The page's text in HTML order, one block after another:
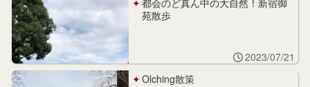
都会のど真ん中の大自然！新宿御
苑散歩
2023/07/21
Olching散策